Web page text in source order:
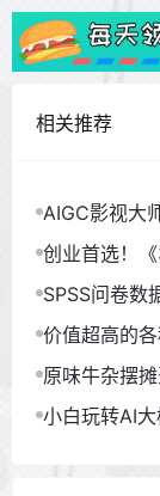
相关推荐
AIGC影视大
创业首选！
SPSS问卷数
价值超高的
原味牛杂摆
小白玩转AI